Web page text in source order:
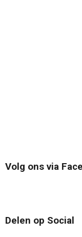
Volg ons via
Delen op Social